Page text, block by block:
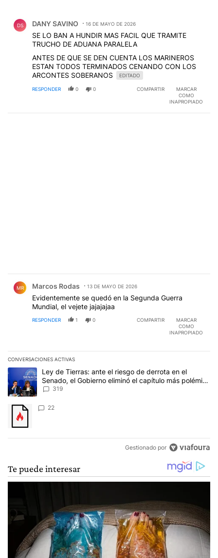
DS DANY SAVINO 16 DE MAYO DE 2026
SE LO BAN A HUNDIR MAS FACIL QUE TRAMITE
TRUCHO DE ADUANA PARALELA
ANTES DE QUE SE DEN CUENTA LOS MARINEROS
ESTAN TODOS TERMINADOS CENANDO CON LOS
ARCONTES SOBERANOS
EDITADO
RESPONDER 0 0 COMPARTIR
MARCAR
COMO
INAPROPIADO
MR Marcos Rodas 13 DE MAYO DE 2026
Evidentemente se quedó en la Segunda Guerra
Mundial, el vejete jajajajaa
RESPONDER 1 0 COMPARTIR
MARCAR
COMO
INAPROPIADO
CONVERSACIONES ACTIVAS
Este listado muestra los artículos con más comentarios en los
Un artículo de tendencia con el título "Ley de Tierras: ante el
Ley de Tierras: ante el riesgo de derrota en el
Senado, el Gobierno eliminó el capítulo más polémico
del proyecto
319
Un artículo de tendencia con el título "" con 22 comentarios.
22
Gestionado por